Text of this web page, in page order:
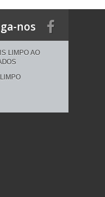
nos